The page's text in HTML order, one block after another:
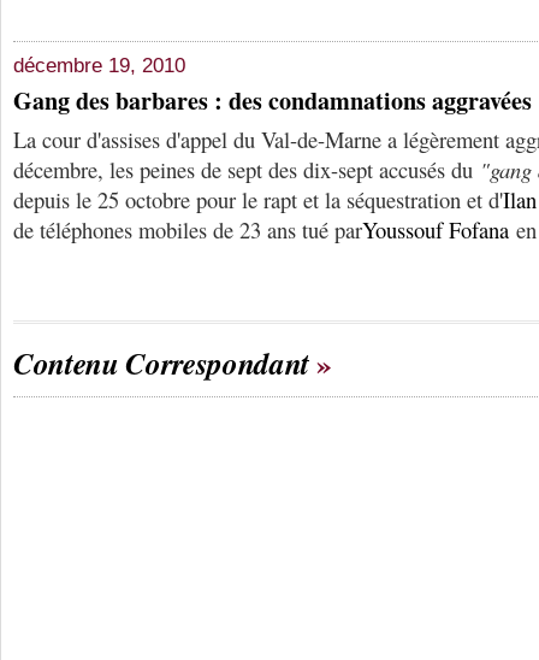
décembre 19, 2010
Gang des barbares : des condamnations aggravées
La cour d'assises d'appel du Val-de-Marne a légèrement
décembre, les peines de sept des dix-sept accusés du "gang
depuis le 25 octobre pour le rapt et la séquestration et d'
de téléphones mobiles de 23 ans tué parYoussouf Fofana
Contenu Correspondant